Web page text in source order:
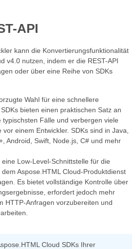
API
kann die Konvertierungsfunktionalität
v4.0 nutzen, indem er die REST-API
oder über eine Reihe von SDKs
Wahl für eine schnellere
bieten einen praktischen Satz an
typischsten Fälle und verbergen viele
einem Entwickler. SDKs sind in Java,
Android, Swift, Node.js, C# und mehr
eine Low-Level-Schnittstelle für die
Aspose.HTML Cloud-Produktdienst
Es bietet vollständige Kontrolle über
erfordert jedoch mehr
HTTP-Anfragen vorzubereiten und
Cloud SDKs Ihrer